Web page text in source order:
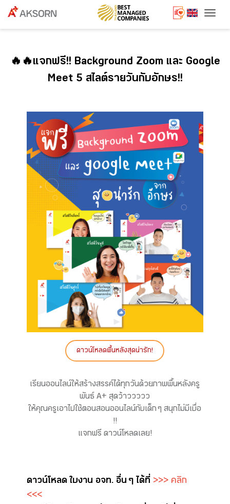
🔥🔥แจกฟรี!! Background Zoom และ Google
Meet 5 สไลต์รายวันกับอักษร!!
ดาวน์โหลดพื้นหลังสุดน่ารัก!
เรียนออนไลน์ให้สร้างสรรค์ได้ทุกวันด้วยภาพพื้นหลังครู
พันธ์ A+ สุดว้าววววว
ให้คุณครูเอาไปใช้ตอนสอนออนไลน์กับเด็ก ๆ สนุกไม่มีเบื่อ
!!
แจกฟรี ดาวน์โหลดเลย!
ดาวน์โหลด ใบงาน อจท. อื่น ๆ ได้ที่ >>> คลิก
<<<